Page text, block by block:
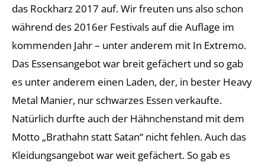
das Rockharz 2017 auf. Wir freuten uns also schon
während des 2016er Festivals auf die Auflage im
kommenden Jahr – unter anderem mit In Extremo.
Das Essensangebot war breit gefächert und so gab
es unter anderem einen Laden, der, in bester Heavy
Metal Manier, nur schwarzes Essen verkaufte.
Natürlich durfte auch der Hähnchenstand mit dem
Motto „Brathahn statt Satan“ nicht fehlen. Auch das
Kleidungsangebot war weit gefächert. So gab es